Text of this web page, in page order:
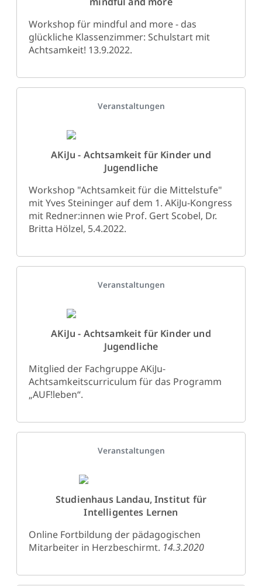
Workshop für mindful and more - das
glückliche Klassenzimmer: Schulstart mit
Achtsamkeit! 13.9.2022.
Veranstaltungen
AKiJu - Achtsamkeit für Kinder und
Jugendliche
Workshop "Achtsamkeit für die Mittelstufe"
mit Yves Steininger auf dem 1. AKiJu-Kongress
mit Redner:innen wie Prof. Gert Scobel, Dr.
Britta Hölzel, 5.4.2022.
Veranstaltungen
AKiJu - Achtsamkeit für Kinder und
Jugendliche
Mitglied der Fachgruppe AKiJu-
Achtsamkeitscurriculum für das Programm
„AUF!leben“.
Veranstaltungen
Studienhaus Landau, Institut für
Intelligentes Lernen
Online Fortbildung der pädagogischen
Mitarbeiter in Herzbeschirmt. 14.3.2020